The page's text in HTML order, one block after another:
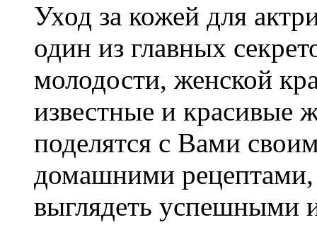
Уход за кожей для
один из главных
молодости, женской
известные и
поделятся с Вами
домашними рецептами,
выглядеть